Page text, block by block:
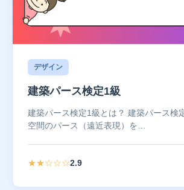
デザイン
建築パース検定1級
建築パース検定1級とは？ 建築パース検
空間のパース（遠近表現）を…
★★☆☆☆2.9